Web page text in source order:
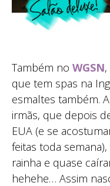
Também no WGSN
que tem spas na
esmaltes também.
irmãs, que depois
EUA (e se
feitas toda
rainha e quase
hehehe… Assim